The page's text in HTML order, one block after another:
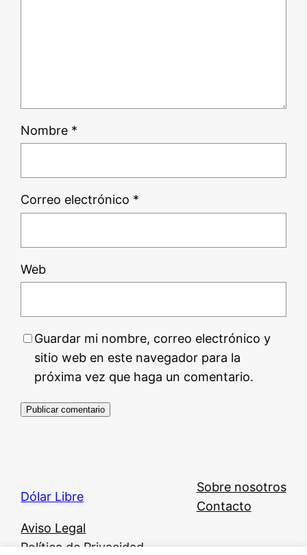
Nombre *
Correo electrónico *
Web
Guardar mi nombre, correo electrónico y
sitio web en este navegador para la
próxima vez que haga un comentario.
Dólar Libre
Sobre nosotros
Contacto
Aviso Legal
Política de Privacidad